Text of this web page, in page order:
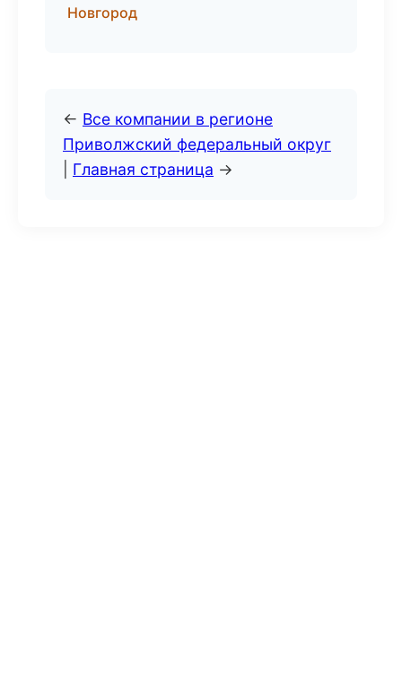
Новгород
← Все компании в регионе
Приволжский федеральный округ
Главная страница →